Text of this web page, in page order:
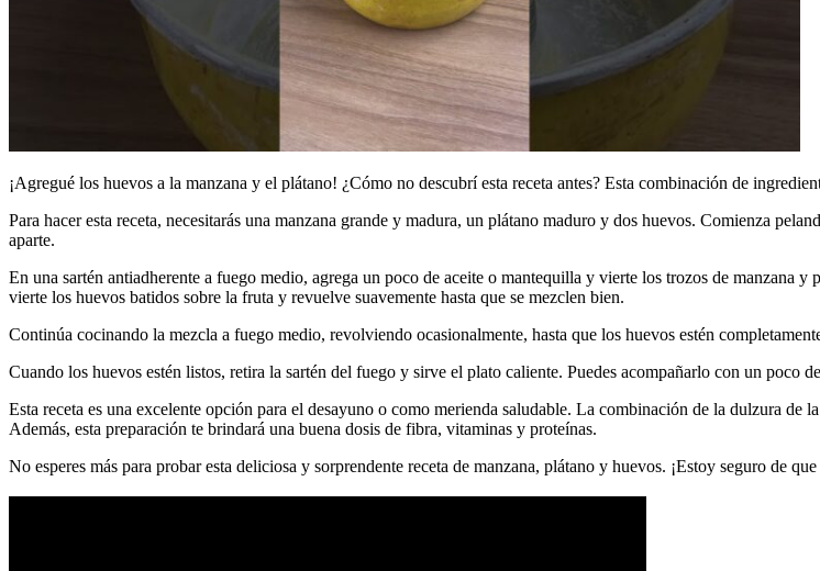
¡Agregué los huevos a la manzana y el plátano! ¿Cómo no descubrí esta receta antes? Esta combinación de
Para hacer esta receta, necesitarás una manzana grande y madura, un plátano maduro y dos huevos. Comienza
aparte.
En una sartén antiadherente a fuego medio, agrega un poco de aceite o mantequilla y vierte los trozos de manzana
vierte los huevos batidos sobre la fruta y revuelve suavemente hasta que se mezclen bien.
Continúa cocinando la mezcla a fuego medio, revolviendo ocasionalmente, hasta que los huevos estén
Cuando los huevos estén listos, retira la sartén del fuego y sirve el plato caliente. Puedes acompañarlo con un poco
Esta receta es una excelente opción para el desayuno o como merienda saludable. La combinación de la dulzura
Además, esta preparación te brindará una buena dosis de fibra, vitaminas y proteínas.
No esperes más para probar esta deliciosa y sorprendente receta de manzana, plátano y huevos. ¡Estoy seguro de